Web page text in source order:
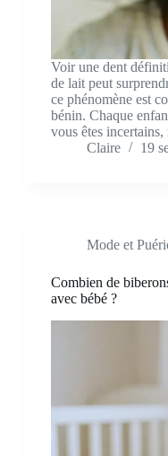
Voir une dent
de lait peut
ce phénomène est
bénin. Chaque
vous êtes
Claire
19
Mode et
Combien de
avec bébé ?